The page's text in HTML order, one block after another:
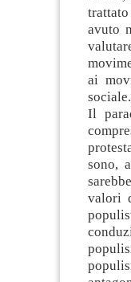
avuto
ai
sociale.
Il
sono,
valori